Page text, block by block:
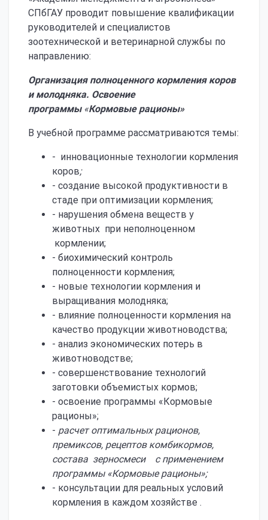
СПбГАУ проводит повышение квалификации
руководителей и специалистов
зоотехнической и ветеринарной службы по
направлению:
Организация полноценного кормления коров
и молодняка. Освоение
программы «Кормовые рационы»
В учебной программе рассматриваются темы:
- инновационные технологии кормления
коров;
- создание высокой продуктивности в
стаде при оптимизации кормления;
- нарушения обмена веществ у
животных при неполноценном
кормлении;
- биохимический контроль
полноценности кормления;
- новые технологии кормления и
выращивания молодняка;
- влияние полноценности кормления на
качество продукции животноводства;
- анализ экономических потерь в
животноводстве;
- совершенствование технологий
заготовки объемистых кормов;
- освоение программы «Кормовые
рационы»;
- расчет оптимальных рационов,
премиксов, рецептов комбикормов,
состава зерносмеси с применением
программы «Кормовые рационы»;
- консультации для реальных условий
кормления в каждом хозяйстве .